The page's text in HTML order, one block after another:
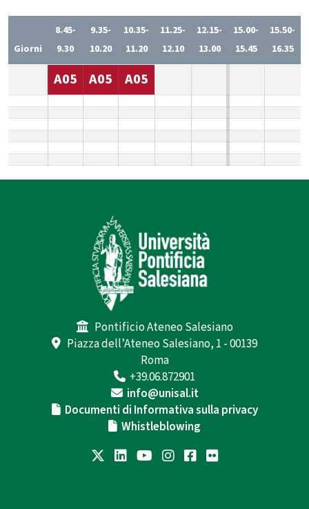
Giorni
8.45-
9.30
9.35-
10.20
10.35-
11.20
11.25-
12.10
12.15-
13.00
15.00-
15.45
15.50-
16.35
A05 A05 A05
Pontificio Ateneo Salesiano
Piazza dell’Ateneo Salesiano, 1 - 00139
Roma
+39.06.872901
info@unisal.it
Documenti di Informativa sulla privacy
Whistleblowing